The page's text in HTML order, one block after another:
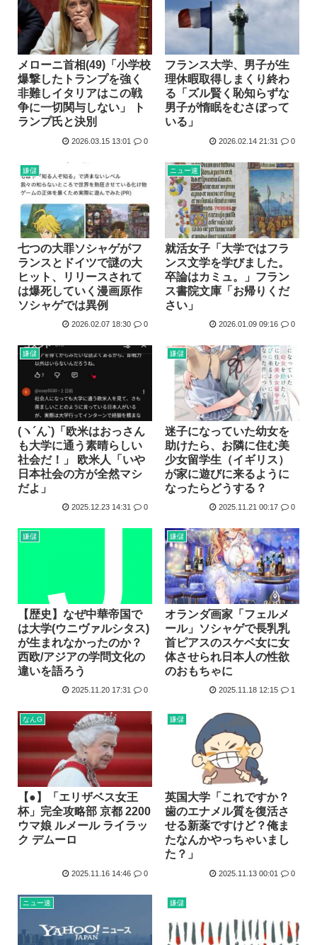
メローニ首相(49)「小学校
爆撃したトランプを強く
非難しイタリアはこの戦
争に一切関与しない」 ト
ランプ氏と決別
2026.03.15 13:01 0
フランス大学、男子が生
理休暇取得しまくり終わ
る「ズル賢く恥知らずな
男子が惰眠をむさぼって
いる」
2026.02.14 21:31 0
嫌儲
七つの大罪ソシャゲがフ
ランスとドイツで謎の大
ヒット、リリースされて
は爆死していく漫画原作
ソシャゲでは異例
2026.02.07 18:30 0
ニュー速
就活女子「大学ではフラ
ンス文学を学びました。
卒論はカミュ。」フラン
ス書院文庫「お帰りくだ
さい」
2026.01.09 09:16 0
嫌儲
(ヽ´ん`)「欧米はおっさん
も大学に通う素晴らしい
社会だ！」 欧米人「いや
日本社会の方が全然マシ
だよ」
2025.12.23 14:31 0
嫌儲
迷子になっていた幼女を
助けたら、お隣に住む美
少女留学生（イギリス）
が家に遊びに来るように
なったらどうする？
2025.11.21 00:17 0
嫌儲
【歴史】なぜ中華帝国で
は大学(ウニヴァルシタス)
が生まれなかったのか？
西欧/アジアの学問文化の
違いを語ろう
2025.11.20 17:31 0
嫌儲
オランダ画家「フェルメ
ール」ソシャゲで長乳乳
首ピアスのスケベ女に女
体させられ日本人の性欲
のおもちゃに
2025.11.18 12:15 1
なんG
【●】「エリザベス女王
杯」完全攻略部 京都 2200
ウマ娘 ルメール ライラッ
ク デムーロ
2025.11.16 14:46 0
嫌儲
英国大学「これですか？
歯のエナメル質を復活さ
せる新薬ですけど？俺ま
たなんかやっちゃいまし
た？」
2025.11.13 00:01 0
ニュー速 嫌儲